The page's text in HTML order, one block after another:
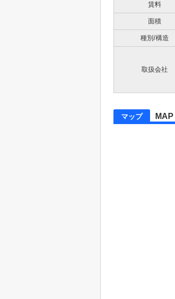
賃料
面積
種別/構造
取扱会社
マップ MAP